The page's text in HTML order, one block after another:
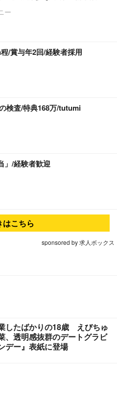
ー
/賞与年2回/経験者採用
検査/特典168万/tutumi
」/経験者歓迎
はこちら
sponsored by 求人ボックス
したばかりの18歳 えびちゅ
、透明感抜群のデートグラビ
ー』表紙に登場